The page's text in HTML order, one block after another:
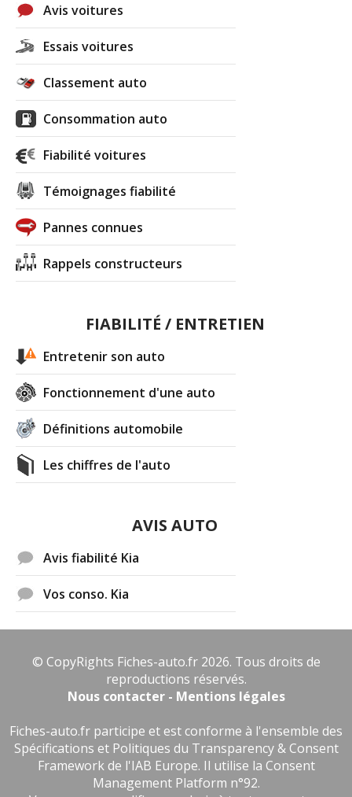
Avis voitures
Essais voitures
Classement auto
Consommation auto
Fiabilité voitures
Témoignages fiabilité
Pannes connues
Rappels constructeurs
FIABILITÉ / ENTRETIEN
Entretenir son auto
Fonctionnement d'une auto
Définitions automobile
Les chiffres de l'auto
AVIS AUTO
Avis fiabilité Kia
Vos conso. Kia
© CopyRights Fiches-auto.fr 2026. Tous droits de
reproductions réservés.
Nous contacter - Mentions légales
Fiches-auto.fr participe et est conforme à l'ensemble des
Spécifications et Politiques du Transparency & Consent
Framework de l'IAB Europe. Il utilise la Consent
Management Platform n°92.